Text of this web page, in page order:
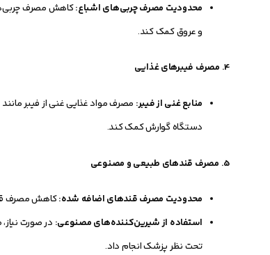
محدودیت مصرف چربی‌های اشباع:کاهش مصرف
و عروق کمک کند.
4. مصرف فیبرهای غذایی
منابع غنی از فیبر: مصرف مواد غذایی غنی از فیبر
دستگاه گوارش کمک کند.
5. مصرف قندهای طبیعی و مصنوعی
محدودیت مصرف قندهای اضافه شده:کاهش مصرف
استفاده از شیرین‌کننده‌های مصنوعی: در صورت
تحت نظر پزشک انجام داد.